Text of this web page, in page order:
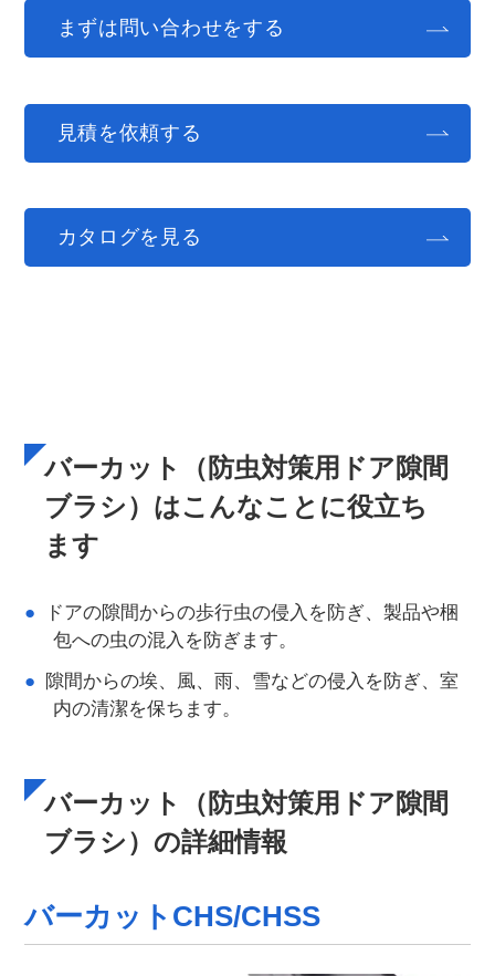
まずは問い合わせをする
見積を依頼する
カタログを見る
バーカット（防虫対策用ドア隙間
ブラシ）はこんなことに役立ち
ます
ドアの隙間からの歩行虫の侵入を防ぎ、製品や梱
包への虫の混入を防ぎます。
隙間からの埃、風、雨、雪などの侵入を防ぎ、室
内の清潔を保ちます。
バーカット（防虫対策用ドア隙間
ブラシ）の詳細情報
バーカットCHS/CHSS